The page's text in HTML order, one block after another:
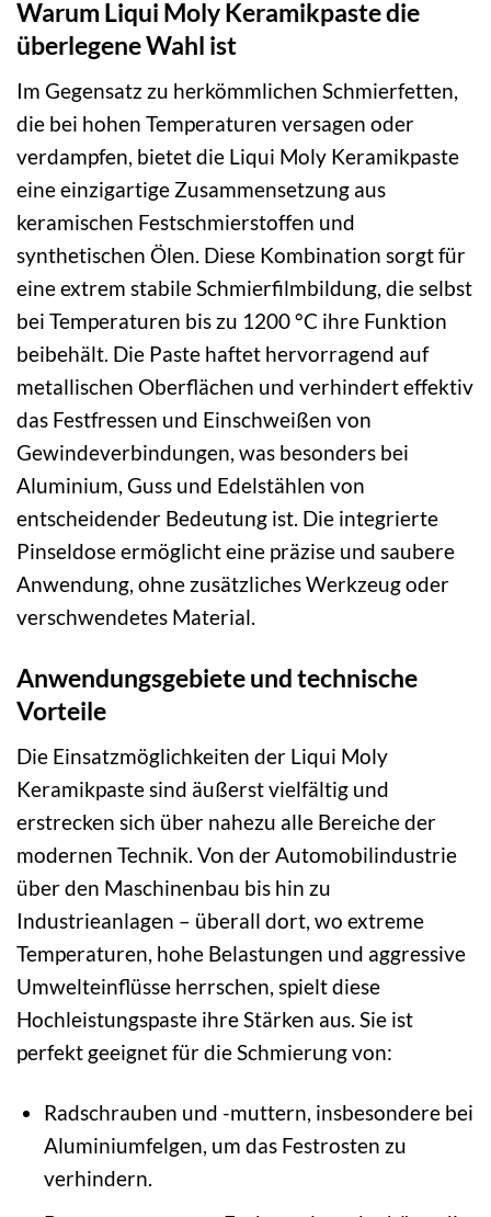
Warum Liqui Moly Keramikpaste die
überlegene Wahl ist
Im Gegensatz zu herkömmlichen Schmierfetten,
die bei hohen Temperaturen versagen oder
verdampfen, bietet die Liqui Moly Keramikpaste
eine einzigartige Zusammensetzung aus
keramischen Festschmierstoffen und
synthetischen Ölen. Diese Kombination sorgt für
eine extrem stabile Schmierfilmbildung, die selbst
bei Temperaturen bis zu 1200 °C ihre Funktion
beibehält. Die Paste haftet hervorragend auf
metallischen Oberflächen und verhindert effektiv
das Festfressen und Einschweißen von
Gewindeverbindungen, was besonders bei
Aluminium, Guss und Edelstählen von
entscheidender Bedeutung ist. Die integrierte
Pinseldose ermöglicht eine präzise und saubere
Anwendung, ohne zusätzliches Werkzeug oder
verschwendetes Material.
Anwendungsgebiete und technische
Vorteile
Die Einsatzmöglichkeiten der Liqui Moly
Keramikpaste sind äußerst vielfältig und
erstrecken sich über nahezu alle Bereiche der
modernen Technik. Von der Automobilindustrie
über den Maschinenbau bis hin zu
Industrieanlagen – überall dort, wo extreme
Temperaturen, hohe Belastungen und aggressive
Umwelteinflüsse herrschen, spielt diese
Hochleistungspaste ihre Stärken aus. Sie ist
perfekt geeignet für die Schmierung von:
Radschrauben und -muttern, insbesondere bei
Aluminiumfelgen, um das Festrosten zu
verhindern.